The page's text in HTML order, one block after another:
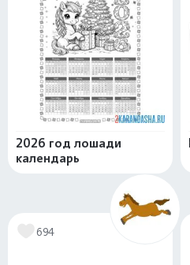
2026 год лошади
календарь
694